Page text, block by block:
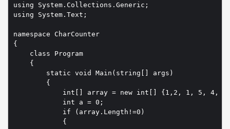
using System.Collections.Generic;
using System.Text;
namespace CharCounter
{
    class Program
    {
        static void Main(string[] args)
        {
int[] array = new int[] {1,2, 1, 5, 4,
            int a = 0;
            if (array.Length!=0)
            {